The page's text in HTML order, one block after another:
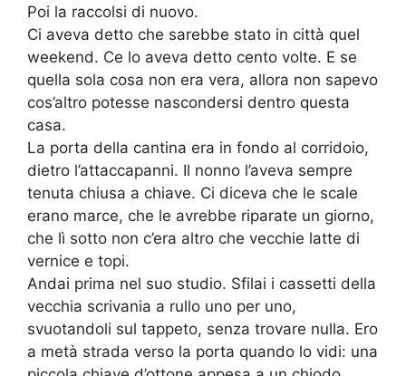
Poi la raccolsi di nuovo.
Ci aveva detto che sarebbe stato in città quel
weekend. Ce lo aveva detto cento volte. E se
quella sola cosa non era vera, allora non sapevo
cos’altro potesse nascondersi dentro questa
casa.
La porta della cantina era in fondo al corridoio,
dietro l’attaccapanni. Il nonno l’aveva sempre
tenuta chiusa a chiave. Ci diceva che le scale
erano marce, che le avrebbe riparate un giorno,
che lì sotto non c’era altro che vecchie latte di
vernice e topi.
Andai prima nel suo studio. Sfilai i cassetti della
vecchia scrivania a rullo uno per uno,
svuotandoli sul tappeto, senza trovare nulla. Ero
a metà strada verso la porta quando lo vidi: una